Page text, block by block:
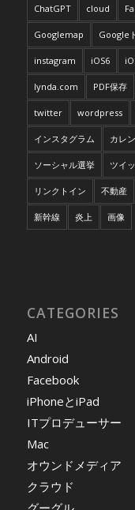
ChatGPT cloud
Googlemap Google
instagram iOS6
lynda.com PDF保存
twitter wordpress
インスタグラム カレ
ソーシャル選挙 ツイ
リンクトイン 不動産
新幹線 炎上 画像
CATEGORIES
AI
Android
Facebook
iPhoneとiPad
ITプロデューサー
Mac
オウンドメディア
クラウド